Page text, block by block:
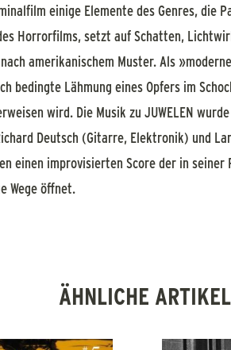
einige Elemente des Genres, die
Horrorfilms, setzt auf Schatten,
amerikanischem Muster. Als
bedingte Lähmung eines Opfers im
wird. Die Musik zu JUWELEN
Deutsch (Gitarre, Elektronik) und
einen improvisierten Score der in
Wege öffnet.
ÄHNLICHE ARTIKEL